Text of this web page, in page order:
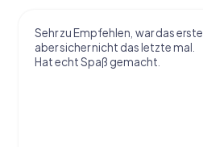
Sehr zu Empfehlen, war das erste
aber sicher nicht das letzte mal.
Hat echt Spaß gemacht.